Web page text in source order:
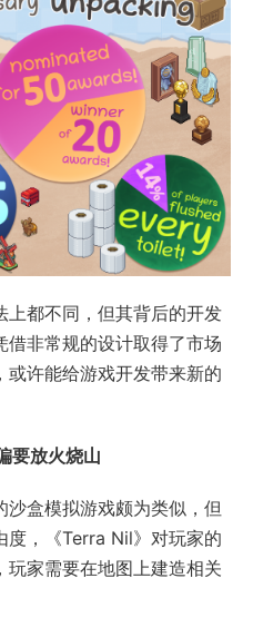
上都不同，但其背后的开发
借非常规的设计取得了市场
或许能给游戏开发带来新的
要放火烧山
沙盒模拟游戏颇为类似，但
度，《Terra Nil》对玩家的
家需要在地图上建造相关